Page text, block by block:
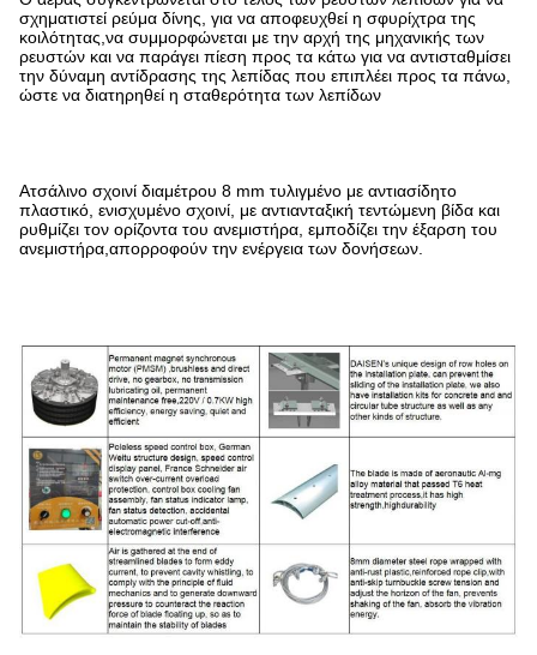
σχηματιστεί ρεύμα δίνης, για να αποφευχθεί η σφυρίχτρα της
κοιλότητας,να συμμορφώνεται με την αρχή της μηχανικής των
ρευστών και να παράγει πίεση προς τα κάτω για να αντισταθμίσει
την δύναμη αντίδρασης της λεπίδας που επιπλέει προς τα πάνω,
ώστε να διατηρηθεί η σταθερότητα των λεπίδων
Ατσάλινο σχοινί διαμέτρου 8 mm τυλιγμένο με αντιασίδητο
πλαστικό, ενισχυμένο σχοινί, με αντιανταξική τεντώμενη βίδα και
ρυθμίζει τον ορίζοντα του ανεμιστήρα, εμποδίζει την έξαρση του
ανεμιστήρα,απορροφούν την ενέργεια των δονήσεων.